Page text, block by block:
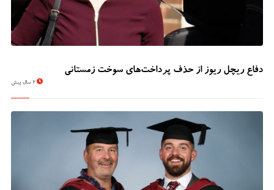
دفاع ریچل ریوز از حذف پرداخت‌های سوخت زمستانی
2 سال پیش